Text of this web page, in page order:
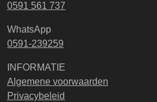
0591 561 737
WhatsApp
0591-239259
INFORMATIE
Algemene voorwaarden
Privacybeleid